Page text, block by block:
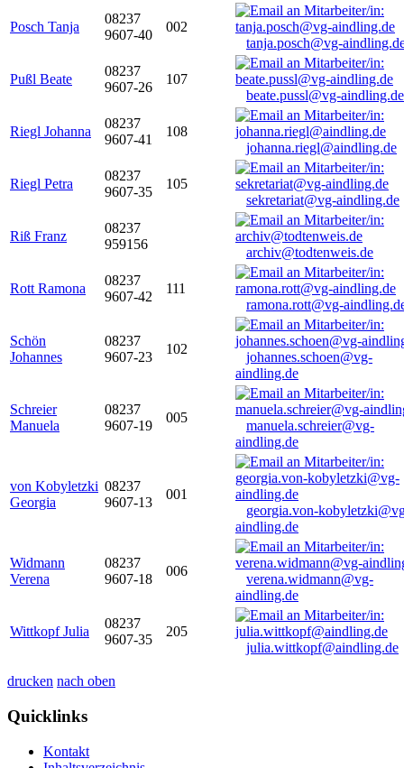
Posch Tanja
08237
9607-40
002
tanja.posch@vg-
Pußl Beate
08237
9607-26
107
beate.pussl@vg-aindling.de
Riegl Johanna
08237
9607-41
108
johanna.riegl@aindling.de
Riegl Petra
08237
9607-35
105
sekretariat@vg-aindling.de
Riß Franz
08237
959156
archiv@todtenweis.de
Rott Ramona
08237
9607-42
111
ramona.rott@vg-
Schön
Johannes
08237
9607-23
102
johannes.schoen@vg-
aindling.de
Schreier
Manuela
08237
9607-19
005
manuela.schreier@vg-
aindling.de
von Kobyletzki
Georgia
08237
9607-13
001
georgia.von-
aindling.de
Widmann
Verena
08237
9607-18
006
verena.widmann@vg-
aindling.de
Wittkopf Julia
08237
9607-35
205
julia.wittkopf@aindling.de
drucken nach oben
Quicklinks
Kontakt